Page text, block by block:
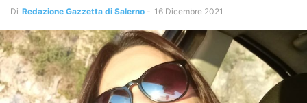
Di Redazione Gazzetta di Salerno - 16 Dicembre 2021